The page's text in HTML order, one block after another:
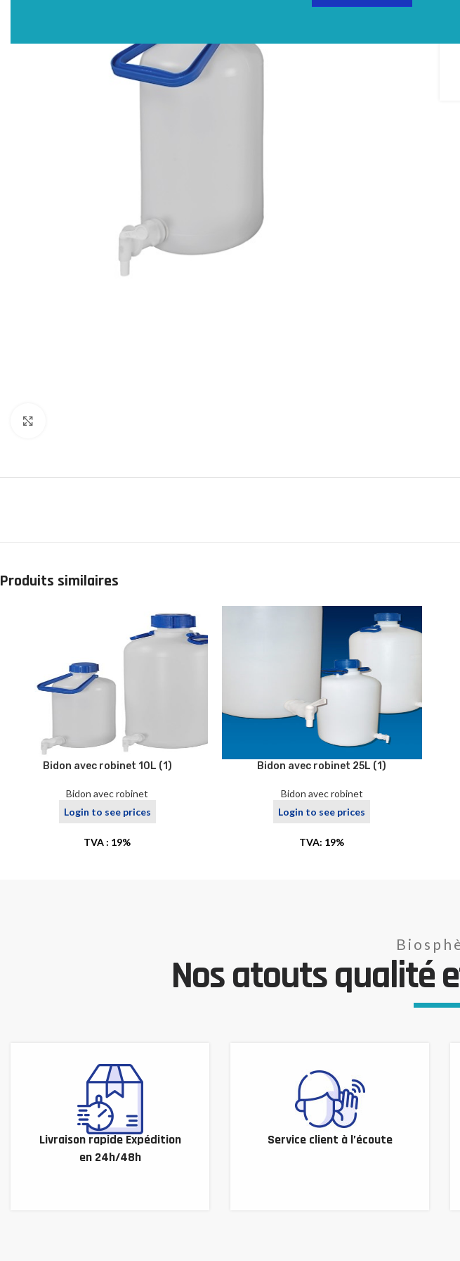
Produits similaires
Bidon avec robinet 10L (1)
Bidon avec robinet
Login to see prices
TVA : 19%
Bidon avec robinet 25L (1)
Bidon avec robinet
Login to see prices
TVA: 19%
Nos atouts qualité
Livraison rapide Expédition
en 24h/48h
Service client à l’écoute